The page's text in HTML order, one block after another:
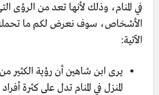
في المنام، وذلك لأنها تعد من الرؤى
الأشخاص، سوف نعرض لكم ما تحمله
الآتية:
يرى ابن شاهين أن رؤية الكثير
المنزل في المنام تدل على كثرة